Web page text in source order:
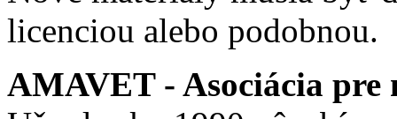
licenciou alebo podobnou.
AMAVET - Asociácia pre